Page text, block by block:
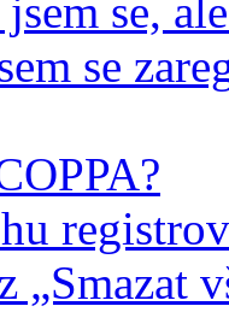
se,
se
„Smazat